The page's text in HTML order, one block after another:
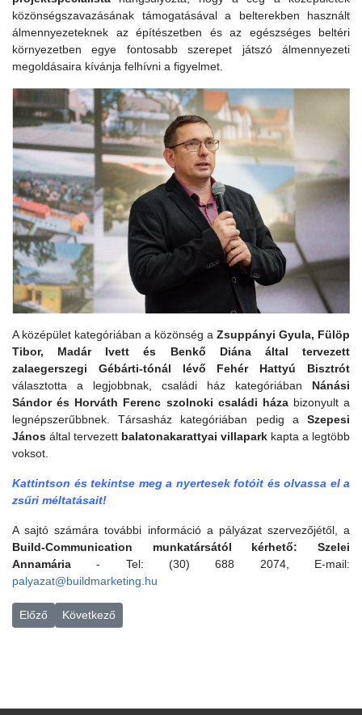
közönségszavazásának támogatásával a belterekben használt
álmennyezeteknek az építészetben és az egészséges beltéri
környezetben egye fontosabb szerepet játszó álmennyezeti
megoldásaira kívánja felhívni a figyelmet.
A középület kategóriában a közönség a Zsuppányi Gyula, Fülöp
Tibor, Madár Ivett és Benkő Diána által tervezett
zalaegerszegi Gébárti-tónál lévő Fehér Hattyú Bisztrót
választotta a legjobbnak, családi ház kategóriában Nánási
Sándor és Horváth Ferenc szolnoki családi házabizonyult a
legnépszerűbbnek. Társasház kategóriában pedig a Szepesi
János által tervezett balatonakarattyai villapark kapta a legtöbb
voksot.
Kattintson és tekintse meg a nyertesek fotóit és olvassa el a
zsűri méltatásait!
A sajtó számára további információ a pályázat szervezőjétől, a
Build-Communication munkatársától kérhető: Szelei
Annamária - Tel: (30) 688 2074, E-mail:
palyazat@buildmarketing.hu
Előző cikk: Szabad-e újat építeni? Átadták az első
Előző Következő cikk: Olvassa el a 2024. évi nyertesek
Következő